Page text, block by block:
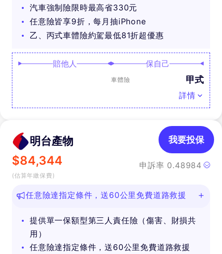
汽車強制險限時最高省330元
任意險皆享9折，每月抽iPhone
乙、丙式車體險約駕最低81折超優惠
賠他人 保自己
車體險 甲式
詳情
明台產物
$84,344
(估算年繳保費)
申訴率 0.48984
我要投保
任意險達指定條件，送60公里免費道路救援
提供單一保額型第三人責任險（傷害、財損共
用）
任意險達指定條件，送60公里免費道路救援